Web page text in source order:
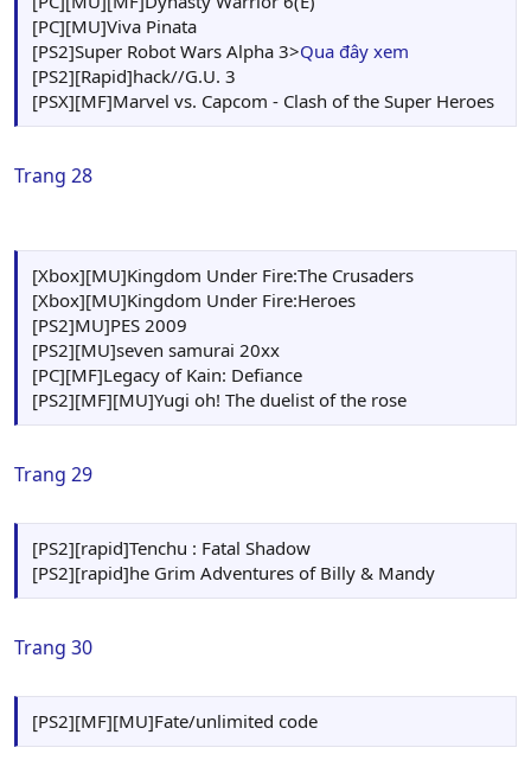
[PC][MU]Viva Pinata
[PS2]Super Robot Wars Alpha 3>Qua đây xem
[PS2][Rapid]hack//G.U. 3
[PSX][MF]Marvel vs. Capcom - Clash of the Super Heroes
Trang 28
[Xbox][MU]Kingdom Under Fire:The Crusaders
[Xbox][MU]Kingdom Under Fire:Heroes
[PS2]MU]PES 2009
[PS2][MU]seven samurai 20xx
[PC][MF]Legacy of Kain: Defiance
[PS2][MF][MU]Yugi oh! The duelist of the rose
Trang 29
[PS2][rapid]Tenchu : Fatal Shadow
[PS2][rapid]he Grim Adventures of Billy & Mandy
Trang 30
[PS2][MF][MU]Fate/unlimited code